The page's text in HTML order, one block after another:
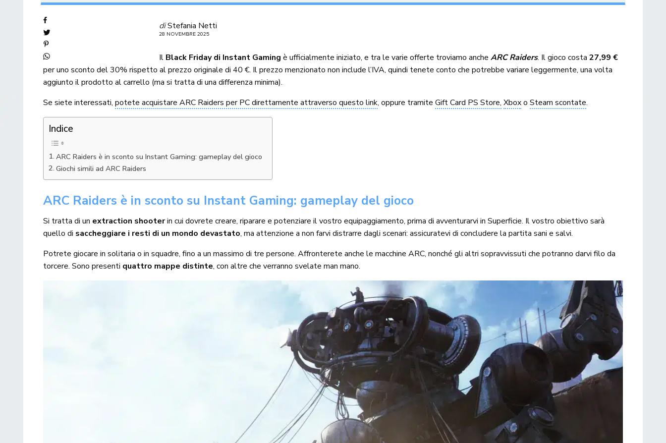
diStefania Netti
28 NOVEMBRE 2025
Il Black Friday di Instant Gaming è ufficialmente iniziato, e tra le varie offerte troviamo ancheARC Raiders. Il gioco costa27,99 €
per uno sconto del 30% rispetto al prezzo originale di 40 €. Il prezzo menzionato non include l’IVA, quindi tenete conto che potrebbe variare leggermente, una volta
aggiunto il prodotto al carrello (ma si tratta di una differenza minima).
Se siete interessati,potete acquistare ARC Raiders per PC direttamente attraverso questo link, oppure tramiteGift Card PS Store, XboxoSteam scontate.
Indice
ARC Raiders è in sconto su Instant Gaming: gameplay del gioco
Giochi simili ad ARC Raiders
ARC Raiders è in sconto su Instant Gaming: gameplay del gioco
Si tratta di un extraction shooterin cui dovrete creare, riparare e potenziare il vostro equipaggiamento, prima di avventurarvi in Superficie. Il vostro obiettivo sarà
quello di saccheggiare i resti di un mondo devastato, ma attenzione a non farvi distrarre dagli scenari: assicuratevi di concludere la partita sani e salvi.
Potrete giocare in solitaria o in squadre, fino a un massimo di tre persone. Affronterete anche le macchine ARC, nonché gli altri sopravvissuti che potranno darvi filo da
torcere. Sono presenti quattro mappe distinte, con altre che verranno svelate man mano.